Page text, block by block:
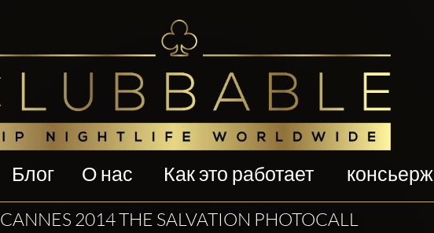
Блог О нас Как это работает консьерж
CANNES 2014 THE SALVATION PHOTOCALL